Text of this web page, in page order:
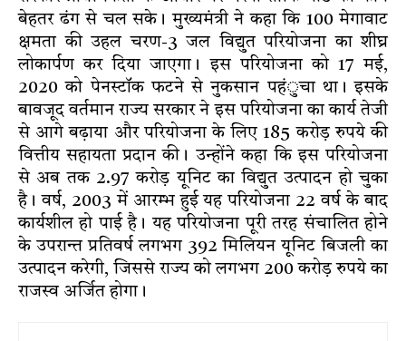
बेहतर ढंग से चल सके। मुख्यमंत्री ने कहा कि 100 मेगावाट
क्षमता की उहल चरण-3 जल विद्युत परियोजना का शीघ्र
लोकार्पण कर दिया जाएगा। इस परियोजना को 17 मई,
2020 को पेनस्टॉक फटने से नुकसान पहंुचा था। इसके
बावजूद वर्तमान राज्य सरकार ने इस परियोजना का कार्य तेजी
से आगे बढ़ाया और परियोजना के लिए 185 करोड़ रुपये की
वित्तीय सहायता प्रदान की। उन्होंने कहा कि इस परियोजना
से अब तक 2.97 करोड़ यूनिट का विद्युत उत्पादन हो चुका
है। वर्ष, 2003 में आरम्भ हुई यह परियोजना 22 वर्ष के बाद
कार्यशील हो पाई है। यह परियोजना पूरी तरह संचालित होने
के उपरान्त प्रतिवर्ष लगभग 392 मिलियन यूनिट बिजली का
उत्पादन करेगी, जिससे राज्य को लगभग 200 करोड़ रुपये का
राजस्व अर्जित होगा।